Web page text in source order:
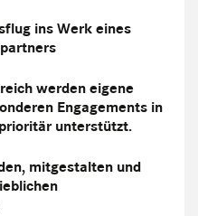
ins Werk eines
werden eigene
Engagements in
unterstützt.
mitgestalten und